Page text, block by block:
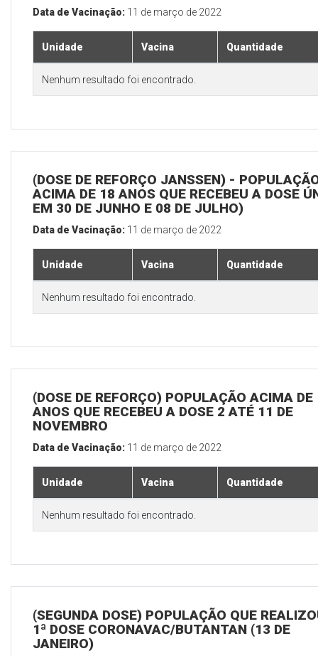
Data de Vacinação: 11 de março de 2022
Unidade Vacina Quantidade
Nenhum resultado foi encontrado.
(DOSE DE REFORÇO JANSSEN) -
ACIMA DE 18 ANOS QUE RECEBEU A DOSE
EM 30 DE JUNHO E 08 DE JULHO)
Data de Vacinação: 11 de março de 2022
Unidade Vacina Quantidade
Nenhum resultado foi encontrado.
(DOSE DE REFORÇO) POPULAÇÃO ACIMA DE
ANOS QUE RECEBEU A DOSE 2 ATÉ 11 DE
NOVEMBRO
Data de Vacinação: 11 de março de 2022
Unidade Vacina Quantidade
Nenhum resultado foi encontrado.
(SEGUNDA DOSE) POPULAÇÃO QUE
1ª DOSE CORONAVAC/BUTANTAN (13 DE
JANEIRO)